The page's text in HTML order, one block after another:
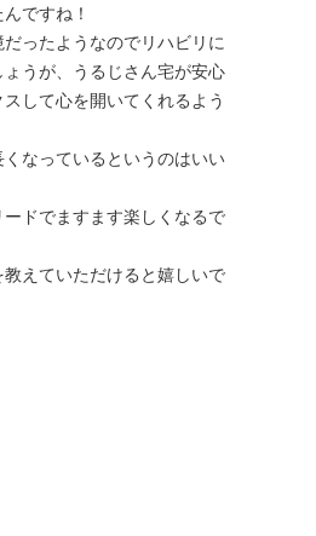
ですね！
ったようなのでリハビリに
うが、うるじさん宅が安心
して心を開いてくれるよう
なっているというのはいい
ドでますます楽しくなるで
えていただけると嬉しいで